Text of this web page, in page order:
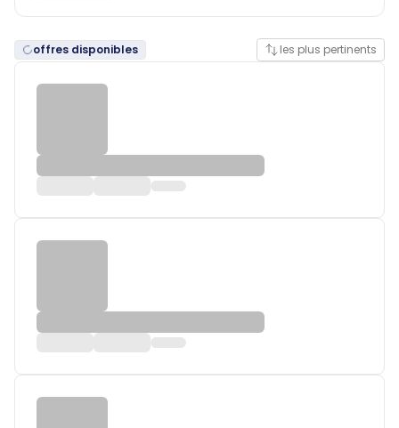
offres disponibles les plus pertinents